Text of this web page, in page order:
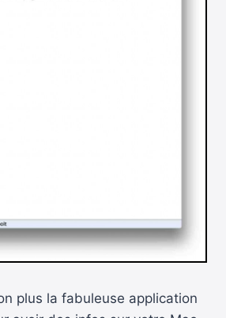
plus la fabuleuse application